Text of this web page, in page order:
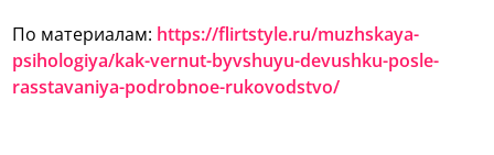
По материалам: https://flirtstyle.ru/muzhskaya-
psihologiya/kak-vernut-byvshuyu-devushku-posle-
rasstavaniya-podrobnoe-rukovodstvo/